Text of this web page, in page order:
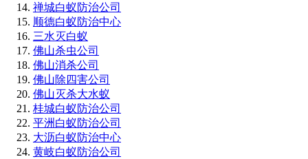
禅城白蚁防治公司
顺德白蚁防治中心
三水灭白蚁
佛山杀虫公司
佛山消杀公司
佛山除四害公司
佛山灭杀大水蚁
桂城白蚁防治公司
平洲白蚁防治公司
大沥白蚁防治中心
黄岐白蚁防治公司